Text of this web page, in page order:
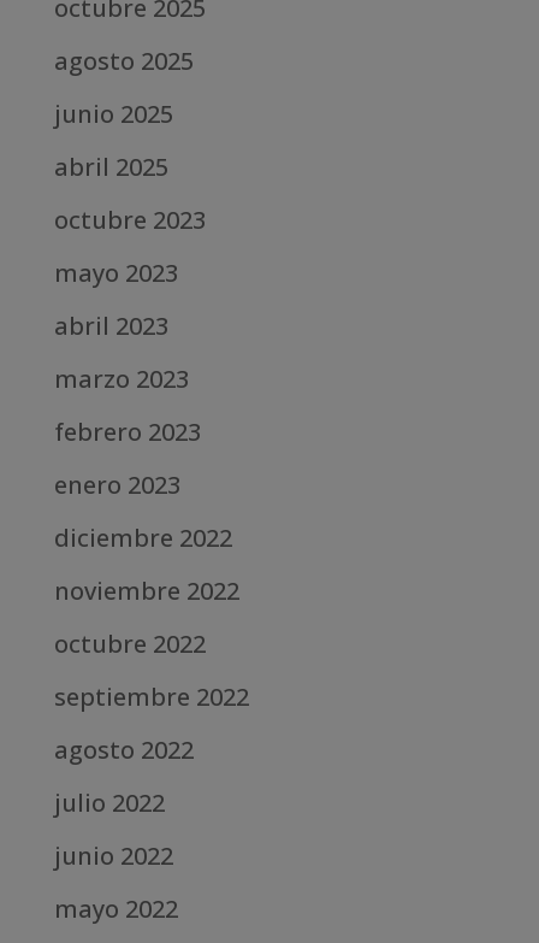
octubre 2025
agosto 2025
junio 2025
abril 2025
octubre 2023
mayo 2023
abril 2023
marzo 2023
febrero 2023
enero 2023
diciembre 2022
noviembre 2022
octubre 2022
septiembre 2022
agosto 2022
julio 2022
junio 2022
mayo 2022